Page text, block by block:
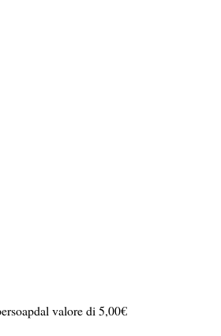
valore di 5,00€